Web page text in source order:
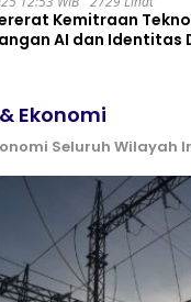
Kemitraan
AI dan Identitas
Ekonomi
Seluruh Wilayah